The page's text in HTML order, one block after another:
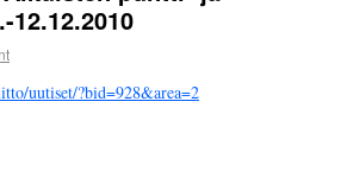
uutiset/?bid=928&area=2